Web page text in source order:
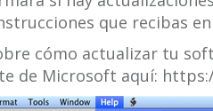
que recibas
cómo actualizar tu
de Microsoft aquí: